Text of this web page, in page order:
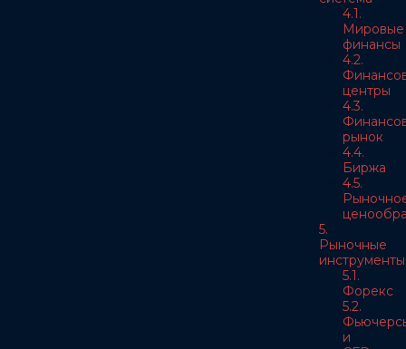
4.1.
Мировые
финансы
4.2.
центры
4.3.
рынок
4.4.
Биржа
4.5.
5.
Рыночные
инструменты
5.1.
Форекс
5.2.
и